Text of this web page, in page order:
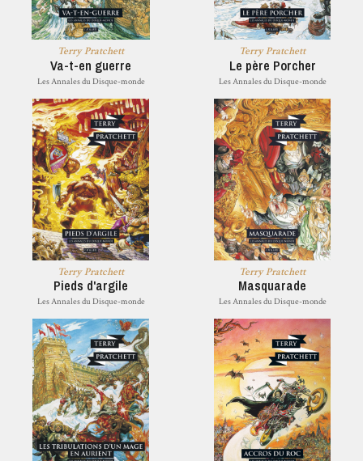
Terry Pratchett
Va-t-en guerre
Les Annales du Disque-monde
Terry Pratchett
Le père Porcher
Les Annales du Disque-monde
Terry Pratchett
Pieds d'argile
Les Annales du Disque-monde
Terry Pratchett
Masquarade
Les Annales du Disque-monde